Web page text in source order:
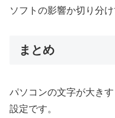
ソフトの影響か切り分け
まとめ
パソコンの文字が大き
設定です。